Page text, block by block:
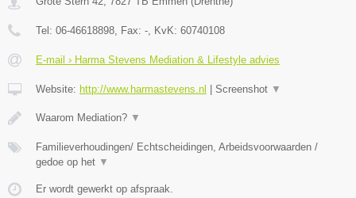
Tel: 06-46618898 , Fax: - , KvK: 60740108
E-mail › Harma Stevens Mediation & Lifestyle advies
Website: http://www.harmastevens.nl | Screenshot ▼
Waarom Mediation? ▼
Familieverhoudingen/ Echtscheidingen, Arbeidsvoorwaarden /
gedoe op het ▼
Er wordt gewerkt op afspraak.